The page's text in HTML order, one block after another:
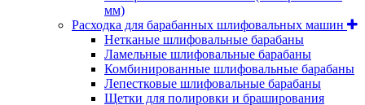
мм)
Расходка для барабанных шлифовальных машин
Нетканые шлифовальные барабаны
Ламельные шлифовальные барабаны
Комбинированные шлифовальные барабаны
Лепестковые шлифовальные барабаны
Щетки для полировки и браширования